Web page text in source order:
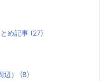
め記事 (27)
辺） (8)